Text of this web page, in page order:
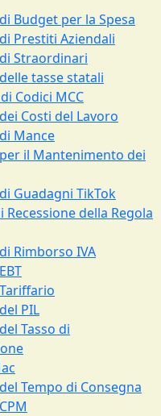
Budget per la Spesa
Prestiti Aziendali
Straordinari
tasse statali
Codici MCC
Costi del Lavoro
Mance
il Mantenimento dei
Guadagni TikTok
della Regola
Rimborso IVA
PIL
Tasso di
Tempo di Consegna